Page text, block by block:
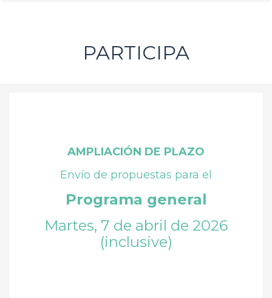
PARTICIPA
AMPLIACIÓN DE PLAZO
Envío de propuestas para el
Programa general
Martes, 7 de abril de 2026
(inclusive)